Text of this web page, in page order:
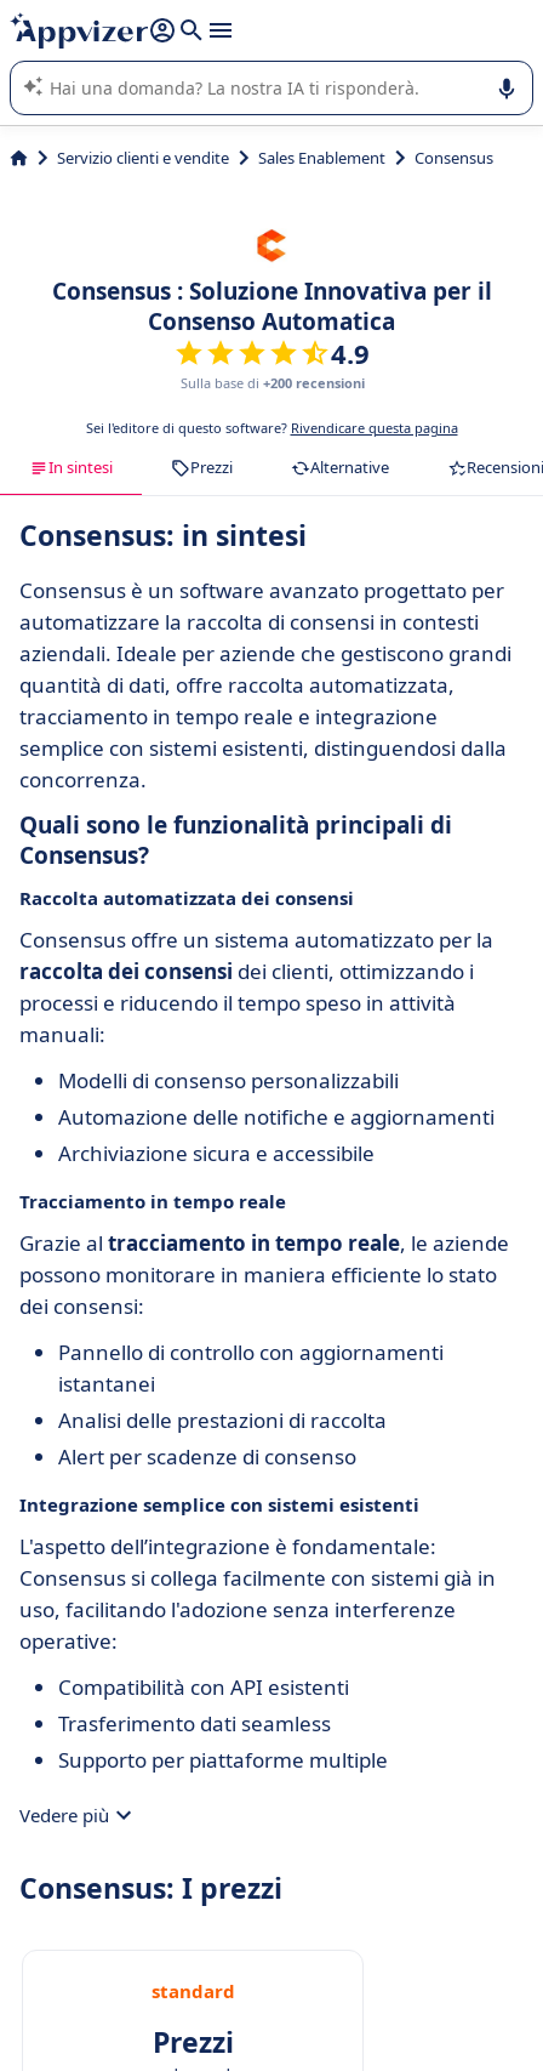
righe con
shift + enter
L'IA di Appvizer vi guida nell'utilizzo o nella scelta di un
software SaaS per la vostra azienda.
Servizio clienti e vendite Sales Enablement Consensus
Consensus : Soluzione Innovativa per il
Consenso Automatica
4.9
Sulla base di +200 recensioni
Sei l'editore di questo software? Rivendicare questa pagina
In sintesi Prezzi Alternative Recensioni
Consensus: in sintesi
Consensus è un software avanzato progettato per
automatizzare la raccolta di consensi in contesti
aziendali. Ideale per aziende che gestiscono grandi
quantità di dati, offre raccolta automatizzata,
tracciamento in tempo reale e integrazione
semplice con sistemi esistenti, distinguendosi dalla
concorrenza.
Quali sono le funzionalità principali di
Consensus?
Raccolta automatizzata dei consensi
Consensus offre un sistema automatizzato per la
raccolta dei consensi dei clienti, ottimizzando i
processi e riducendo il tempo speso in attività
manuali:
Modelli di consenso personalizzabili
Automazione delle notifiche e aggiornamenti
Archiviazione sicura e accessibile
Tracciamento in tempo reale
Grazie al tracciamento in tempo reale, le aziende
possono monitorare in maniera efficiente lo stato
dei consensi:
Pannello di controllo con aggiornamenti
istantanei
Analisi delle prestazioni di raccolta
Alert per scadenze di consenso
Integrazione semplice con sistemi esistenti
L'aspetto dell’integrazione è fondamentale:
Consensus si collega facilmente con sistemi già in
uso, facilitando l'adozione senza interferenze
operative:
Compatibilità con API esistenti
Trasferimento dati seamless
Supporto per piattaforme multiple
Vedere più
Consensus: I prezzi
standard
Prezzi